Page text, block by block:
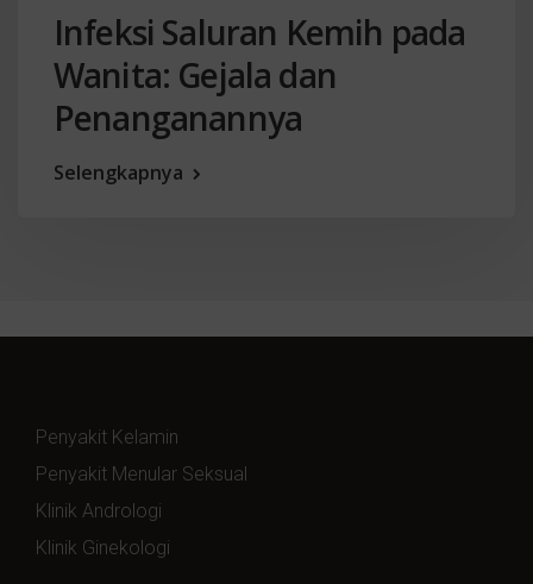
Infeksi Saluran Kemih pada
Wanita: Gejala dan
Penanganannya
Selengkapnya
Penyakit Kelamin
Penyakit Menular Seksual
Klinik Andrologi
Klinik Ginekologi